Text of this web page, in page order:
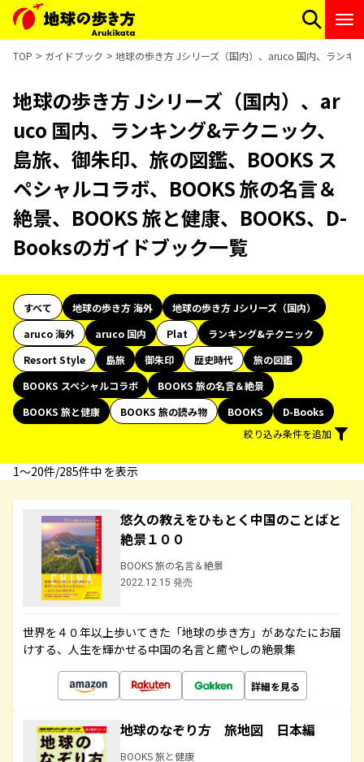
TOP ガイドブック 地球の歩き方 Jシリーズ（国内）、aruco 国内、ランキ
地球の歩き方 Jシリーズ（国内）、ar
uco 国内、ランキング&テクニック、
島旅、御朱印、旅の図鑑、BOOKS ス
ペシャルコラボ、BOOKS 旅の名言＆
絶景、BOOKS 旅と健康、BOOKS、D-
Booksのガイドブック一覧
すべて 地球の歩き方 海外
地球の歩き方 Jシリーズ（国内）
aruco 海外
aruco 国内 Plat
ランキング&テクニック
Resort Style
島旅 御朱印 歴史時代
旅の図鑑
BOOKS スペシャルコラボ
BOOKS 旅の名言＆絶景
BOOKS 旅と健康
BOOKS 旅の読み物 BOOKS
D-Books
絞り込み条件を追加
1〜20件/285件中 を表示
悠久の教えをひもとく中国のことばと
絶景１００
BOOKS 旅の名言＆絶景
2022.12.15 発売
世界を４０年以上歩いてきた「地球の歩き方」があなたにお届
けする、人生を輝かせる中国の名言と癒やしの絶景集
詳細を見る
地球のなぞり方 旅地図 日本編
BOOKS 旅と健康